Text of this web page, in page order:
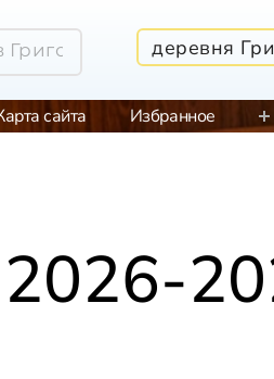
деревня
сайта Избранное